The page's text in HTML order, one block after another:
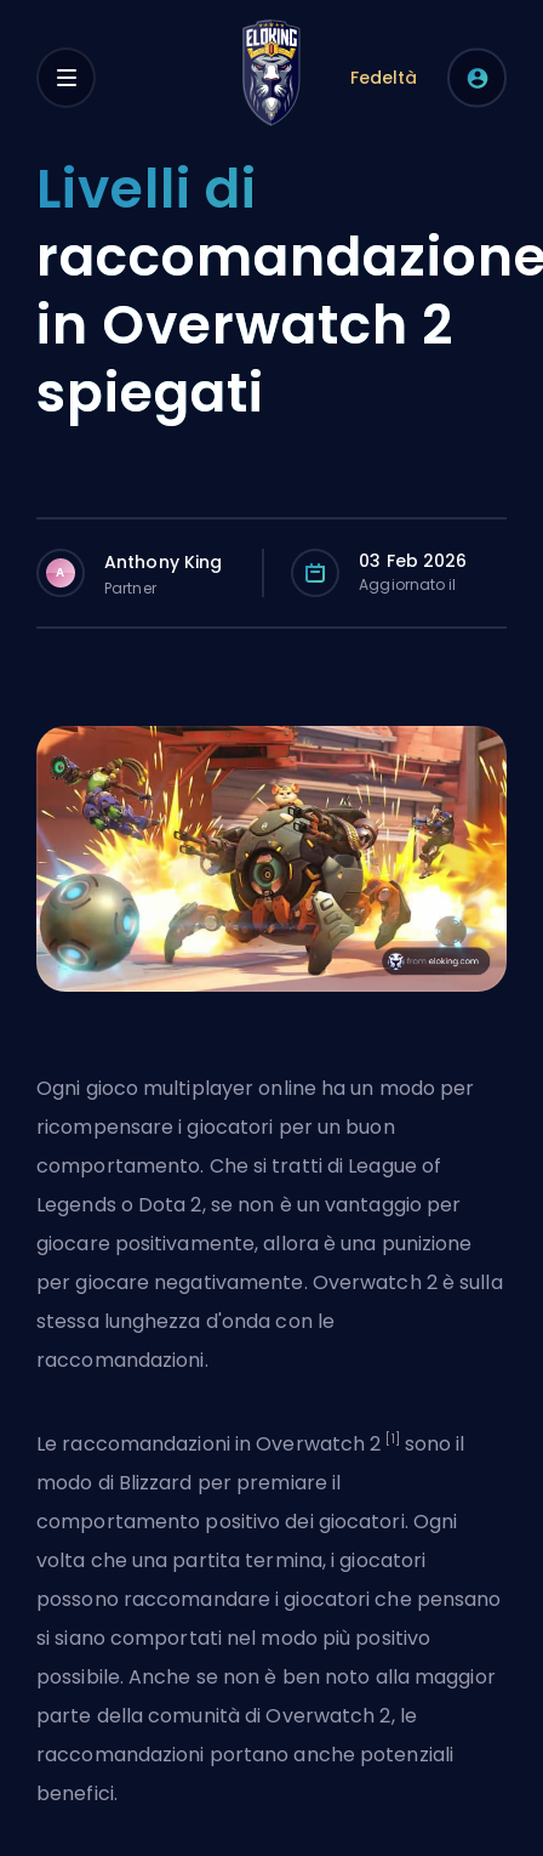
Fedeltà
Livelli di
in Overwatch 2
spiegati
A Anthony King
Partner
03 Feb 2026
Aggiornato il
Ogni gioco multiplayer online ha un modo per
ricompensare i giocatori per un buon
comportamento. Che si tratti di League of
Legends o Dota 2, se non è un vantaggio per
giocare positivamente, allora è una punizione
per giocare negativamente. Overwatch 2 è sulla
stessa lunghezza d'onda con le
raccomandazioni.
Le raccomandazioni in Overwatch 2 [1] sono il
modo di Blizzard per premiare il
comportamento positivo dei giocatori. Ogni
volta che una partita termina, i giocatori
possono raccomandare i giocatori che pensano
si siano comportati nel modo più positivo
possibile. Anche se non è ben noto alla maggior
parte della comunità di Overwatch 2, le
raccomandazioni portano anche potenziali
benefici.